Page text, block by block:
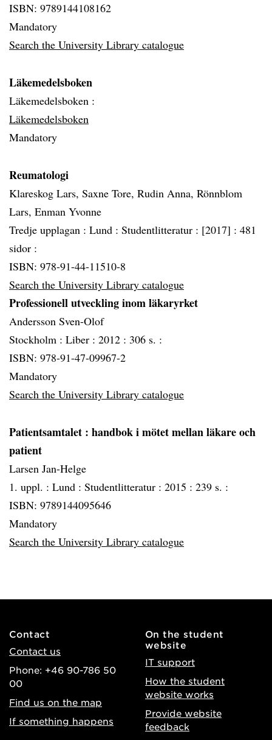
ISBN: 9789144108162
Mandatory
Search the University Library catalogue
Läkemedelsboken
Läkemedelsboken :
Läkemedelsboken
Mandatory
Reumatologi
Klareskog Lars, Saxne Tore, Rudin Anna, Rönnblom
Lars, Enman Yvonne
Tredje upplagan : Lund : Studentlitteratur : [2017] : 481
sidor :
ISBN: 978-91-44-11510-8
Search the University Library catalogue
Professionell utveckling inom läkaryrket
Andersson Sven-Olof
Stockholm : Liber : 2012 : 306 s. :
ISBN: 978-91-47-09967-2
Mandatory
Search the University Library catalogue
Patientsamtalet : handbok i mötet mellan läkare och
patient
Larsen Jan-Helge
1. uppl. : Lund : Studentlitteratur : 2015 : 239 s. :
ISBN: 9789144095646
Mandatory
Search the University Library catalogue
Contact
Contact us
Phone: +46 90-786 50
00
Find us on the map
If something happens
On the student
website
IT support
How the student
website works
Provide website
feedback